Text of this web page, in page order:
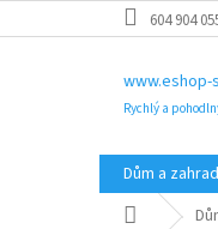
na
604 904
Rychlý a
Dům a
Domů